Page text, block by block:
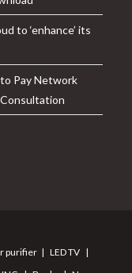
to ‘enhance’ its
Pay Network
purifier
LED TV